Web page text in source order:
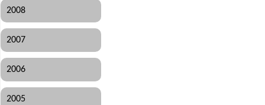
2008
2007
2006
2005